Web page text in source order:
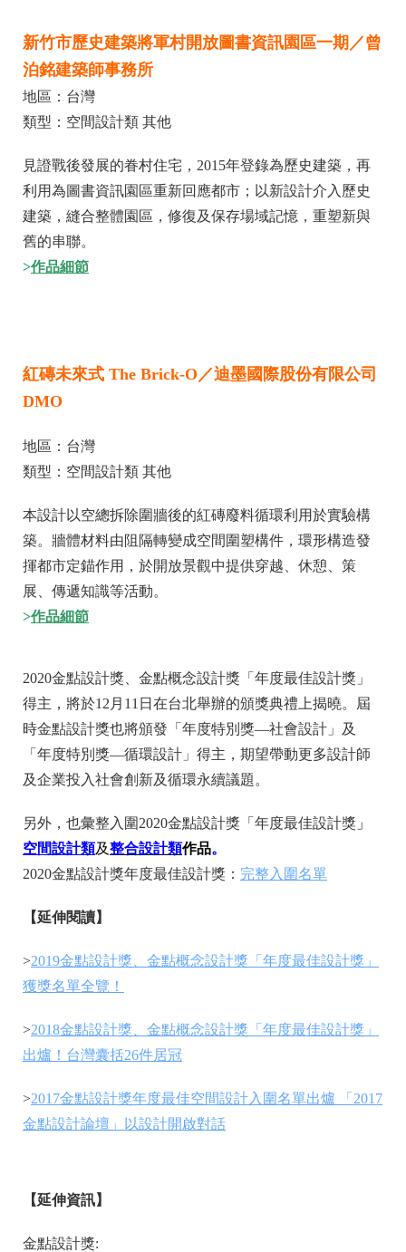
新竹市歷史建築將軍村開放圖書資訊園區一期／曾
泊銘建築師事務所
地區：台灣
類型：空間設計類 其他
見證戰後發展的眷村住宅，2015年登錄為歷史建築，再
利用為圖書資訊園區重新回應都市；以新設計介入歷史
建築，縫合整體園區，修復及保存場域記憶，重塑新與
舊的串聯。
>作品細節
紅磚未來式 The Brick-O／迪墨國際股份有限公司
DMO
地區：台灣
類型：空間設計類 其他
本設計以空總拆除圍牆後的紅磚廢料循環利用於實驗構
築。牆體材料由阻隔轉變成空間圍塑構件，環形構造發
揮都市定錨作用，於開放景觀中提供穿越、休憩、策
展、傳遞知識等活動。
>作品細節
2020金點設計獎、金點概念設計獎「年度最佳設計獎」
得主，將於12月11日在台北舉辦的頒獎典禮上揭曉。屆
時金點設計獎也將頒發「年度特別獎—社會設計」及
「年度特別獎—循環設計」得主，期望帶動更多設計師
及企業投入社會創新及循環永續議題。
另外，也彙整入圍2020金點設計獎「年度最佳設計獎 」
空間設計類及整合設計類作品。
2020金點設計獎年度最佳設計獎： 完整入圍名單
【延伸閱讀】
>2019金點設計獎、金點概念設計獎「年度最佳設計獎」
獲獎名單全覽！
>2018金點設計獎、金點概念設計獎「年度最佳設計獎」
出爐！台灣囊括26件居冠
>2017金點設計獎年度最佳空間設計入圍名單出爐 「2017
金點設計論壇」以設計開啟對話
【延伸資訊】
金點設計獎: